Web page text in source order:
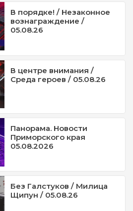
В порядке! / Незаконное
вознаграждение /
05.08.26
В центре внимания /
Среда героев / 05.08.26
Панорама. Новости
Приморского края
05.08.2026
Без Галстуков / Милица
Щипун / 05.08.26